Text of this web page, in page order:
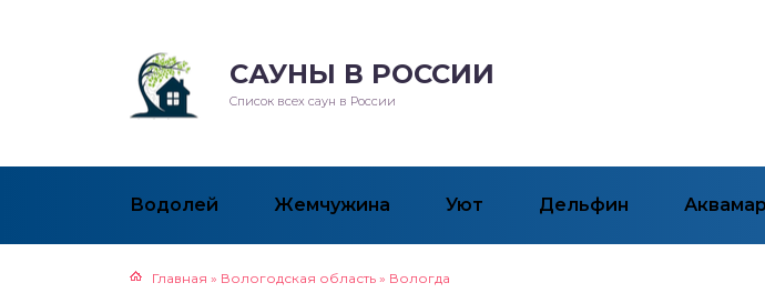
САУНЫ В РОССИИ
Список всех саун в России
Водолей Жемчужина Уют Дельфин
Главная » Вологодская область » Вологда